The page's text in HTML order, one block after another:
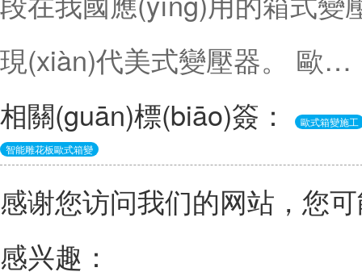
現(xiàn)代美式變壓器。 歐…
相關(guān)標(biāo)簽：
歐式箱變施工
智能雕花板歐式箱變
感谢您访问我们的网站，您
感兴趣：